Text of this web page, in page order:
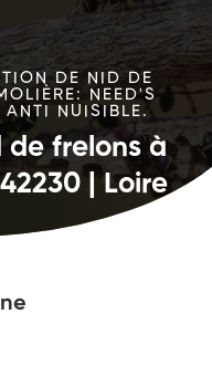
DE NID DE
NEED'S
ANTI NUISIBLE.
de frelons à
| Loire